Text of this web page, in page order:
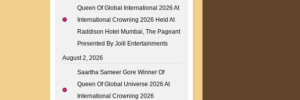
Queen Of Global International 2026 At
International Crowning 2026 Held At
Raddison Hotel Mumbai, The Pageant
Presented By Joill Entertainments
August 2, 2026
Saartha Sameer Gore Winner Of
Queen Of Global Universe 2026 At
International Crowning 2026